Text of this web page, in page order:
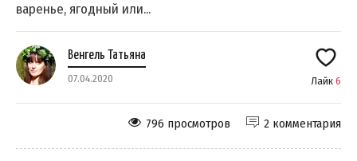
варенье, ягодный или...
Венгель Татьяна
07.04.2020 Лайк 6
2 комментария
796 просмотров